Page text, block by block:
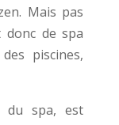
Mais pas
de spa
piscines,
du spa, est